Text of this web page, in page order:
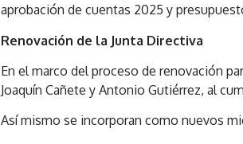
aprobación de cuentas 2025 y
Renovación de la Junta Directiva
En el marco del proceso de renovación
Joaquín Cañete y Antonio Gutiérrez, al
Así mismo se incorporan como nuevos